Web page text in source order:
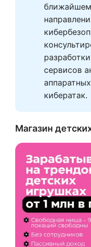
сервисов
кибератак.
Магазин